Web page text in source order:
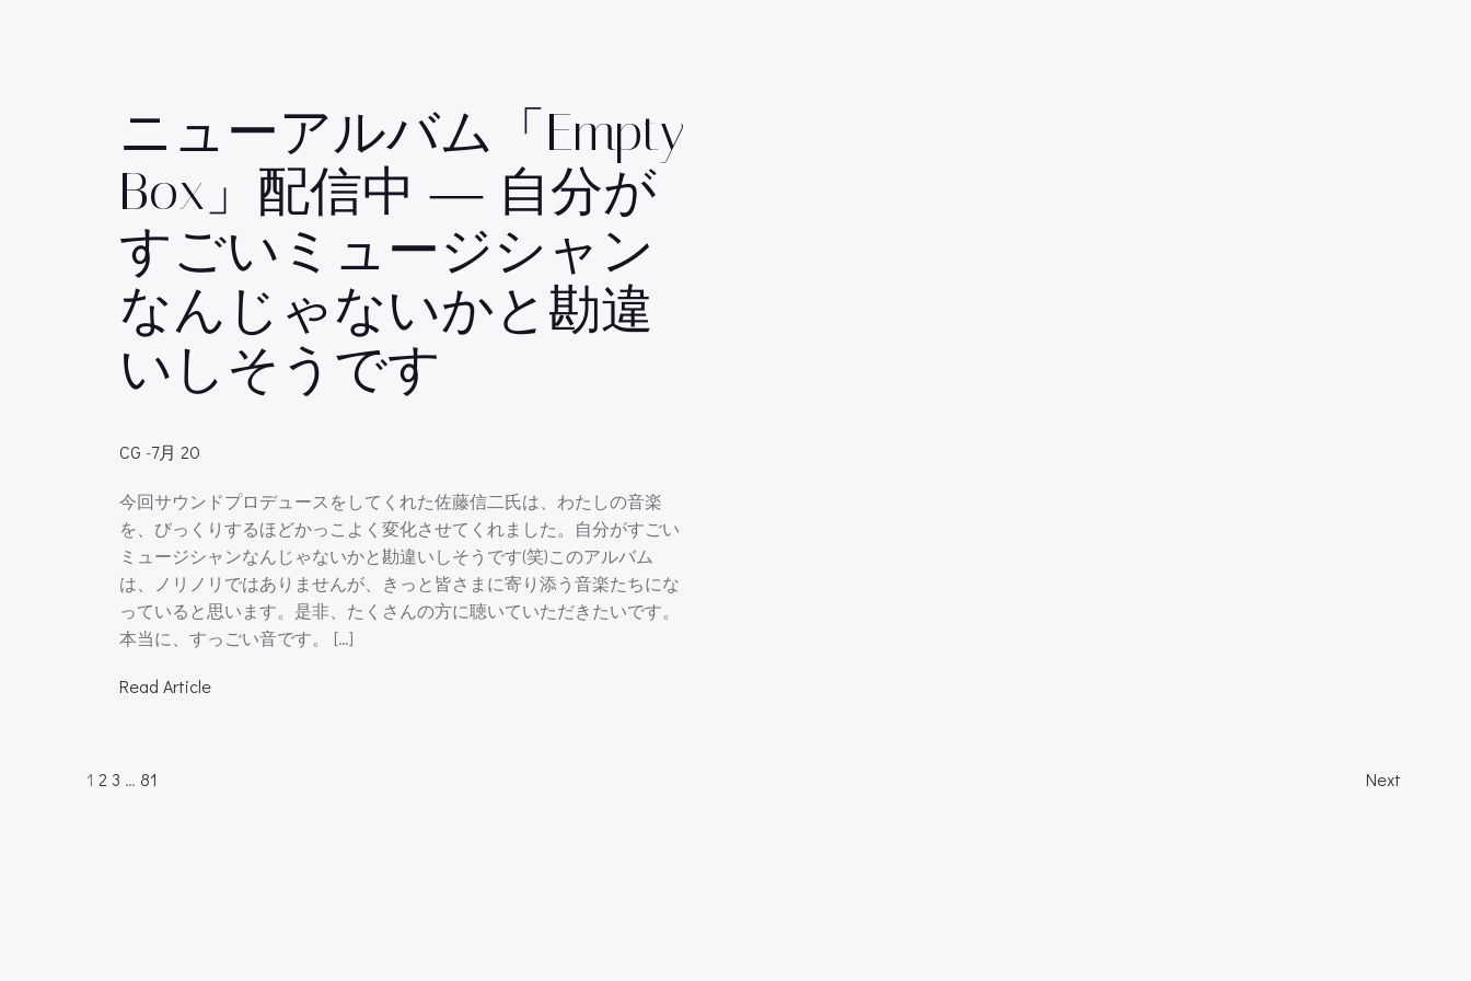
ニューアルバム「Empty
Box」配信中 ― 自分が
すごいミュージシャン
なんじゃないかと勘違
いしそうです
CG -7月 20
今回サウンドプロデュースをしてくれた佐藤信二氏は、わたしの音楽
を、びっくりするほどかっこよく変化させてくれました。自分がすごい
ミュージシャンなんじゃないかと勘違いしそうです(笑)このアルバム
は、ノリノリではありませんが、きっと皆さまに寄り添う音楽たちにな
っていると思います。是非、たくさんの方に聴いていただきたいです。
本当に、すっごい音です。 […]
Read Article
Posts
Page
1 Page
2 Page
3 … Page
81 Next